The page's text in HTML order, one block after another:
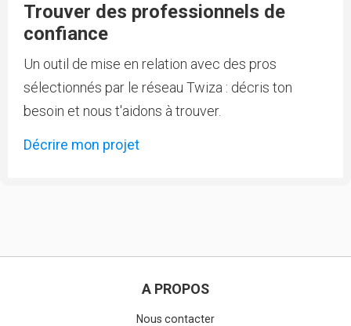
Trouver des professionnels de
confiance
Un outil de mise en relation avec des pros
sélectionnés par le réseau Twiza : décris ton
besoin et nous t'aidons à trouver.
Décrire mon projet
A PROPOS
Nous contacter